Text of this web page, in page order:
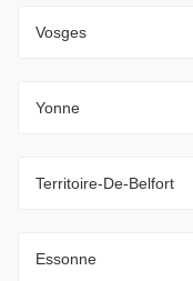
Vosges
Yonne
Territoire-De-Belfort
Essonne